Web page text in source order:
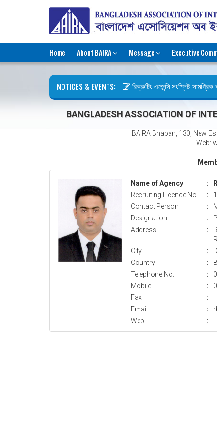
Home About BAIRA Message Executive
NOTICES & EVENTS:
রিক্রুটিং এজেন্সি সংশ্লিষ্ট সামগ্রিক
BANGLADESH ASSOCIATION OF
BAIRA Bhaban, 130, New
Web:
Name of Agency :
Recruiting Licence No.
:
Contact Person
:
Designation
:
Address
:
City
:
Country
:
Telephone No.
:
Mobile
:
Fax
:
Email
:
Web
: